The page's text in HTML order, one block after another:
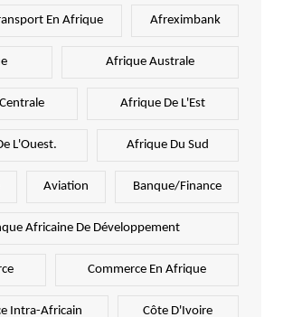
En Afrique Afreximbank
Afrique Australe
Afrique De L'Est
L'Ouest. Afrique Du Sud
Aviation Banque/Finance
Africaine De Développement
Commerce En Afrique
Intra-Africain Côte D'Ivoire